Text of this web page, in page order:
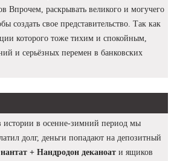
Впрочем, раскрывать великого и могучего
создать свое представительство. Так как
которого тоже тихим и спокойным,
и серьёзных перемен в банковских
истории в осенне-зимний период мы
долг, деньги попадают на депозитный
+ Нандродон деканоат и ящиков